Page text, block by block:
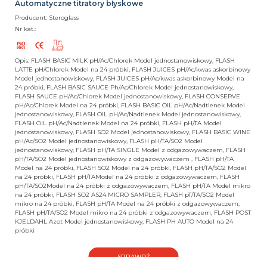
Automatyczne titratory błyskowe
Producent: Steroglass
Nr kat.:
Opis: FLASH BASIC MILK pH/Ac/Chlorek Model jednostanowiskowy, FLASH
LATTE pH/Chlorek Model na 24 próbki, FLASH JUICES pH/Ac/kwas askorbinowy
Model jednostanowiskowy, FLASH JUICES pH/Ac/kwas askorbinowy Model na
24 próbki, FLASH BASIC SAUCE Ph/Ac/Chlorek Model jednostanowiskowy,
FLASH SAUCE pH/Ac/Chlorek Model jednostanowiskowy, FLASH CONSERVE
pH/Ac/Chlorek Model na 24 próbki, FLASH BASIC OIL pH/Ac/Nadtlenek Model
jednostanowiskowy, FLASH OIL pH/Ac/Nadtlenek Model jednostanowiskowy,
FLASH OIL pH/Ac/Nadtlenek Model na 24 próbki, FLASH pH/TA Model
jednostanowiskowy, FLASH SO2 Model jednostanowiskowy, FLASH BASIC WINE
pH/Ac/SO2 Model jednostanowiskowy, FLASH pH/TA/SO2 Model
jednostanowiskowy, FLASH pH/TA SINGLE Model z odgazowywaczem, FLASH
pH/TA/SO2 Model jednostanowiskowy z odgazowywaczem , FLASH pH/TA
Model na 24 próbki, FLASH SO2 Model na 24 próbki, FLASH pH/TA/SO2 Model
na 24 próbki, FLASH pH/TAModel na 24 próbki z odgazowywaczem, FLASH
pH/TA/SO2Model na 24 próbki z odgazowywaczem, FLASH pH/TA Model mikro
na 24 próbki, FLASH SO2 AS24 MICRO SAMPLER, FLASH pT/TA/SO2 Model
mikro na 24 próbki, FLASH pH/TA Model na 24 próbki z odgazowywaczem,
FLASH pH/TA/SO2 Model mikro na 24 próbki z odgazowywaczem, FLASH POST
KJELDAHL Azot Model jednostanowiskowy, FLASH PH AUTO Model na 24
próbki